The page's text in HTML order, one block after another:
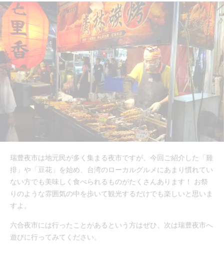
瑞豊夜市は地元民が多く集まる夜市ですが、今回ご紹介した「雞
排」や「豆花」を始め、台湾のローカルグルメにあまり慣れてい
ない方でも美味しく食べられるものがたくさんあります！ お祭
りのような雰囲気の中を歩いて観光するだけでも楽しいと思いま
すよ。
六合夜市には行ったことがあるという方はぜひ、次は瑞豊夜市へ
遊びに行ってみてください。